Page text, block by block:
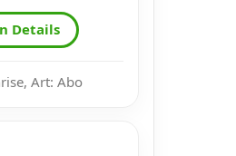
Details
Art: Abo